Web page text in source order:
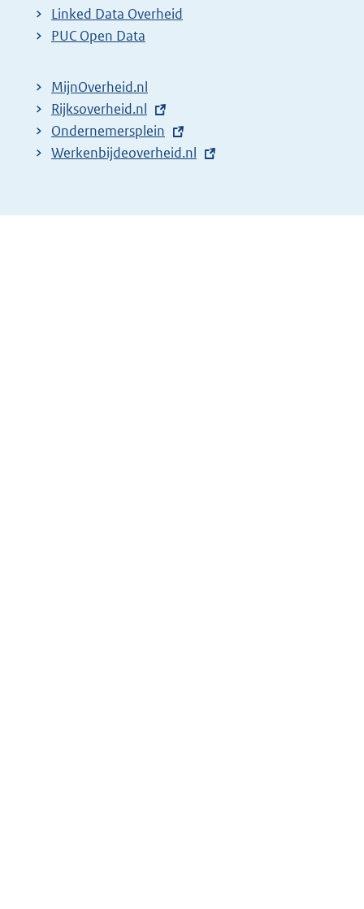
e
r
l
i
n
k
Linked Data Overheid
PUC Open Data
MijnOverheid.nl
E
x
t
n
Rijksoverheid.nl
E
x
r
Ondernemersplein
E
e
Werkenbijdeoverheid.nl